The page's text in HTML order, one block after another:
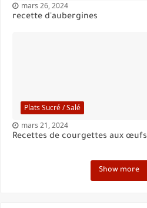
mars 26, 2024
recette d'aubergines
Plats Sucré / Salé
mars 21, 2024
Recettes de courgettes aux œufs
Show more